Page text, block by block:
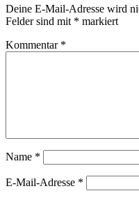
Deine E-Mail-Adresse wird
Felder sind mit * markiert
Kommentar *
Name *
E-Mail-Adresse *